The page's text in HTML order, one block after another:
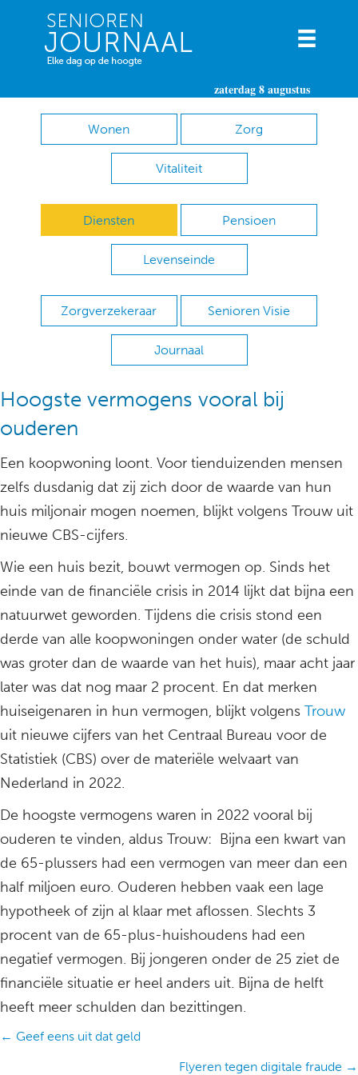
zaterdag 8 augustus
Wonen Zorg
Vitaliteit
Diensten Pensioen
Levenseinde
Zorgverzekeraar Senioren Visie
Journaal
Hoogste vermogens vooral bij
ouderen
Een koopwoning loont. Voor tienduizenden mensen
zelfs dusdanig dat zij zich door de waarde van hun
huis miljonair mogen noemen, blijkt volgens Trouw uit
nieuwe CBS-cijfers.
Wie een huis bezit, bouwt vermogen op. Sinds het
einde van de financiële crisis in 2014 lijkt dat bijna een
natuurwet geworden. Tijdens die crisis stond een
derde van alle koopwoningen onder water (de schuld
was groter dan de waarde van het huis), maar acht jaar
later was dat nog maar 2 procent. En dat merken
huiseigenaren in hun vermogen, blijkt volgens Trouw
uit nieuwe cijfers van het Centraal Bureau voor de
Statistiek (CBS) over de materiële welvaart van
Nederland in 2022.
De hoogste vermogens waren in 2022 vooral bij
ouderen te vinden, aldus Trouw: Bijna een kwart van
de 65-plussers had een vermogen van meer dan een
half miljoen euro. Ouderen hebben vaak een lage
hypotheek of zijn al klaar met aflossen. Slechts 3
procent van de 65-plus-huishoudens had een
negatief vermogen. Bij jongeren onder de 25 ziet de
financiële situatie er heel anders uit. Bijna de helft
heeft meer schulden dan bezittingen.
Posts
← Geef eens uit dat geld
Flyeren tegen digitale fraude →